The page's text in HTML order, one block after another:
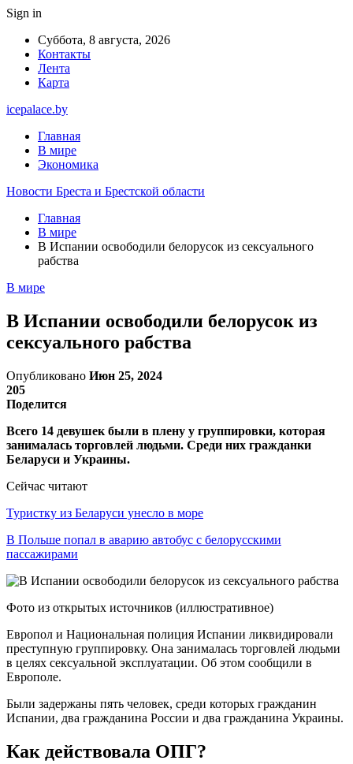
Sign in
Суббота, 8 августа, 2026
Контакты
Лента
Карта
icepalace.by
Главная
В мире
Экономика
Новости Бреста и Брестской области
Главная
В мире
В Испании освободили белорусок из сексуального
рабства
В мире
В Испании освободили белорусок из
сексуального рабства
Опубликовано Июн 25, 2024
205
Поделится
Всего 14 девушек были в плену у группировки, которая
занималась торговлей людьми. Среди них гражданки
Беларуси и Украины.
Сейчас читают
Туристку из Беларуси унесло в море
В Польше попал в аварию автобус с белорусскими
пассажирами
Фото из открытых источников (иллюстративное)
Европол и Национальная полиция Испании ликвидировали
преступную группировку. Она занималась торговлей людьми
в целях сексуальной эксплуатации. Об этом сообщили в
Европоле.
Были задержаны пять человек, среди которых гражданин
Испании, два гражданина России и два гражданина Украины.
Как действовала ОПГ?